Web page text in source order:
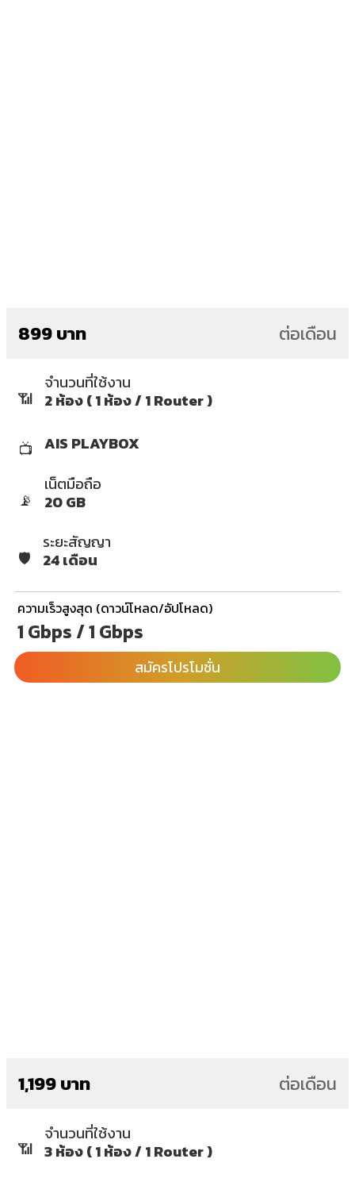
899 บาท ต่อเดือน
📶
จำนวนที่ใช้งาน
2 ห้อง ( 1 ห้อง / 1 Router )
📺 AIS PLAYBOX
📡
เน็ตมือถือ
20 GB
🛡️
ระยะสัญญา
24 เดือน
ความเร็วสูงสุด (ดาวน์โหลด/อัปโหลด)
1 Gbps / 1 Gbps
สมัครโปรโมชั่น
1,199 บาท ต่อเดือน
📶
จำนวนที่ใช้งาน
3 ห้อง ( 1 ห้อง / 1 Router )